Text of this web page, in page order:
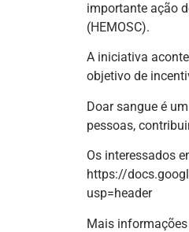
importante ação
(HEMOSC).
A iniciativa
objetivo de
Doar sangue é
pessoas,
Os interessados
https://
usp=header
Mais